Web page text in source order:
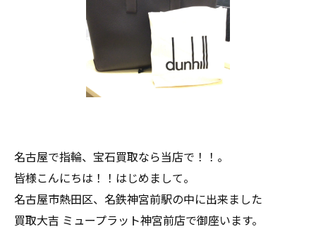
名古屋で指輪、宝石買取なら当店で！！。
皆様こんにちは！！はじめまして。
名古屋市熱田区、名鉄神宮前駅の中に出来ました
買取大吉 ミュープラット神宮前店で御座います。